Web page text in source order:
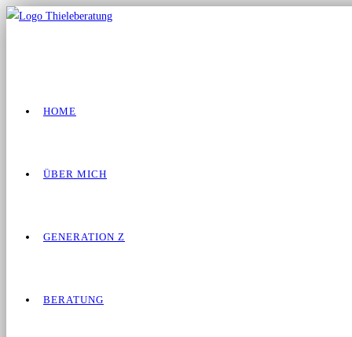
HOME
ÜBER MICH
GENERATION Z
BERATUNG